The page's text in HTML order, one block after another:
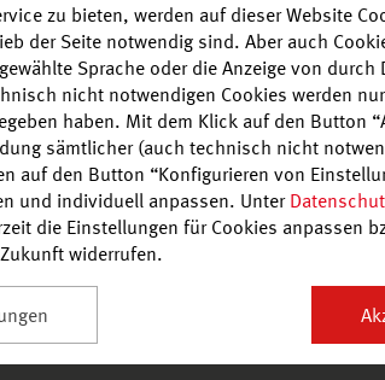
Apotheke im Nordpark
Feinkost Kirbas
Fu Loi Asian Food
Nordparkzu
zu bieten, werden auf dieser Website
der Seite notwendig sind. Aber auch
Sprache oder die Anzeige von durch
nicht notwendigen Cookies werden
haben. Mit dem Klick auf den Button
sämtlicher (auch technisch nicht
auf den Button “Konfigurieren von
und individuell anpassen. Unter
die Einstellungen für Cookies anpassen
widerrufen.